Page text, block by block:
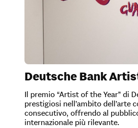
Deutsche Bank
Il premio “Artist of the Year” di
prestigiosi nell’ambito dell’arte
consecutivo, offrendo al
internazionale più rilevante.